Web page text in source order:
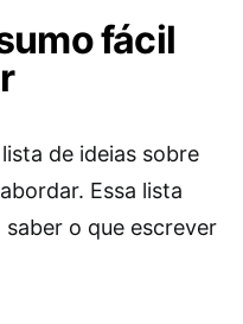
fácil
de ideias sobre
Essa lista
o que escrever